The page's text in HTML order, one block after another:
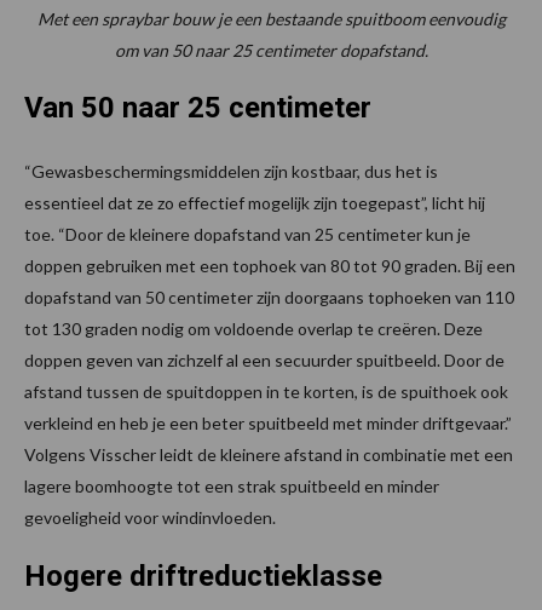
Met een spraybar bouw je een bestaande spuitboom eenvoudig
om van 50 naar 25 centimeter dopafstand.
Van 50 naar 25 centimeter
“Gewasbeschermingsmiddelen zijn kostbaar, dus het is
essentieel dat ze zo effectief mogelijk zijn toegepast”, licht hij
toe. “Door de kleinere dopafstand van 25 centimeter kun je
doppen gebruiken met een tophoek van 80 tot 90 graden. Bij een
dopafstand van 50 centimeter zijn doorgaans tophoeken van 110
tot 130 graden nodig om voldoende overlap te creëren. Deze
doppen geven van zichzelf al een secuurder spuitbeeld. Door de
afstand tussen de spuitdoppen in te korten, is de spuithoek ook
verkleind en heb je een beter spuitbeeld met minder driftgevaar.”
Volgens Visscher leidt de kleinere afstand in combinatie met een
lagere boomhoogte tot een strak spuitbeeld en minder
gevoeligheid voor windinvloeden.
Hogere driftreductieklasse